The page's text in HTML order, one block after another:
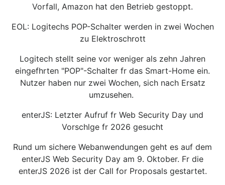
Vorfall, Amazon hat den Betrieb gestoppt.
EOL: Logitechs POP-Schalter werden in zwei Wochen
zu Elektroschrott
Logitech stellt seine vor weniger als zehn Jahren
eingefhrten "POP"-Schalter fr das Smart-Home ein.
Nutzer haben nur zwei Wochen, sich nach Ersatz
umzusehen.
enterJS: Letzter Aufruf fr Web Security Day und
Vorschlge fr 2026 gesucht
Rund um sichere Webanwendungen geht es auf dem
enterJS Web Security Day am 9. Oktober. Fr die
enterJS 2026 ist der Call for Proposals gestartet.